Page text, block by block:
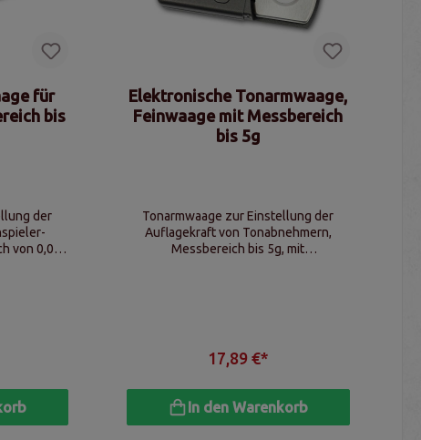
für
bis
der
von 0,01
Elektronische Tonarmwaage,
Feinwaage mit Messbereich
bis 5g
Tonarmwaage zur Einstellung der
Auflagekraft von Tonabnehmern,
Messbereich bis 5g, mit
17,89 €*
In den Warenkorb